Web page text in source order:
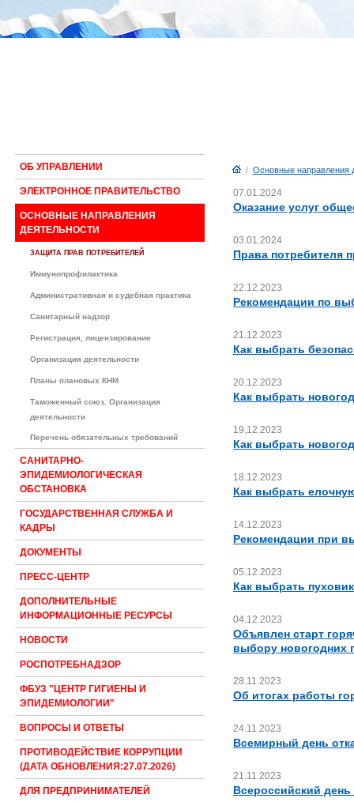
ОБ УПРАВЛЕНИИ
ЭЛЕКТРОННОЕ ПРАВИТЕЛЬСТВО
ОСНОВНЫЕ НАПРАВЛЕНИЯ
ДЕЯТЕЛЬНОСТИ
ЗАЩИТА ПРАВ ПОТРЕБИТЕЛЕЙ
Иммунопрофилактика
Административная и судебная практика
Санитарный надзор
Регистрация, лицензирование
Организация деятельности
Планы плановых КНМ
Таможенный союз. Организация
деятельности
Перечень обязательных требований
САНИТАРНО-
ЭПИДЕМИОЛОГИЧЕСКАЯ
ОБСТАНОВКА
ГОСУДАРСТВЕННАЯ СЛУЖБА И
КАДРЫ
ДОКУМЕНТЫ
ПРЕСС-ЦЕНТР
ДОПОЛНИТЕЛЬНЫЕ
ИНФОРМАЦИОННЫЕ РЕСУРСЫ
НОВОСТИ
РОСПОТРЕБНАДЗОР
ФБУЗ "ЦЕНТР ГИГИЕНЫ И
ЭПИДЕМИОЛОГИИ"
ВОПРОСЫ И ОТВЕТЫ
ПРОТИВОДЕЙСТВИЕ КОРРУПЦИИ
(ДАТА ОБНОВЛЕНИЯ:27.07.2026)
ДЛЯ ПРЕДПРИНИМАТЕЛЕЙ
/ Основные направления
07.01.2024
Оказание услуг
03.01.2024
Права потребителя
22.12.2023
Рекомендации по
21.12.2023
Как выбрать
20.12.2023
Как выбрать
19.12.2023
Как выбрать
18.12.2023
Как выбрать
14.12.2023
Рекомендации при
05.12.2023
Как выбрать пуховик
04.12.2023
Объявлен старт
выбору новогодних
28.11.2023
Об итогах работы
24.11.2023
Всемирный день
21.11.2023
Всероссийский